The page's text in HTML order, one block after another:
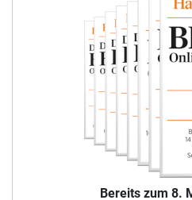
Bereits zum 8.